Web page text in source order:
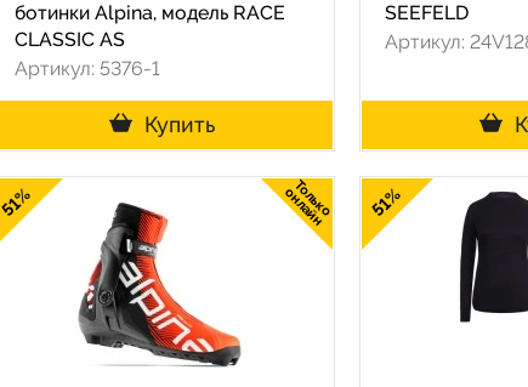
ботинки Alpina, модель RACE
CLASSIC AS
Артикул: 5376-1
Купить
SEEFELD
Артикул:
51% Только
онлайн 51%